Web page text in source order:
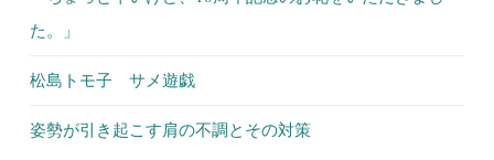
た。」
松島トモ子 サメ遊戯
姿勢が引き起こす肩の不調とその対策